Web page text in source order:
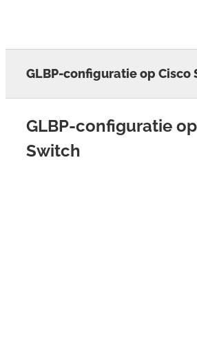
GLBP-configuratie op Cisco
GLBP-configuratie
Switch